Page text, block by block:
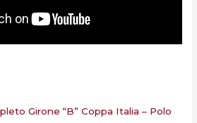
Girone “B” Coppa Italia – Polo